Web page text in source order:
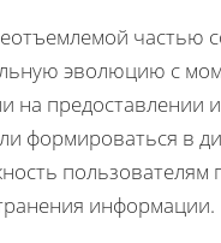
частью
эволюцию с
предоставлении
формироваться в
пользователям
информации.